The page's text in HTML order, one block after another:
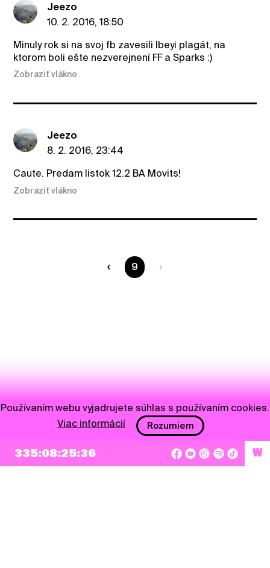
Jeezo
10. 2. 2016, 18:50
Minuly rok si na svoj fb zavesili Ibeyi plagát, na
ktorom boli ešte nezverejnení FF a Sparks :)
Zobraziť vlákno
Jeezo
8. 2. 2016, 23:44
Caute. Predam listok 12.2 BA Movits!
Zobraziť vlákno
Ste na strane
9
335:08:25:36 W
Používaním webu vyjadrujete súhlas s používaním cookies.
Viac informácií
Rozumiem